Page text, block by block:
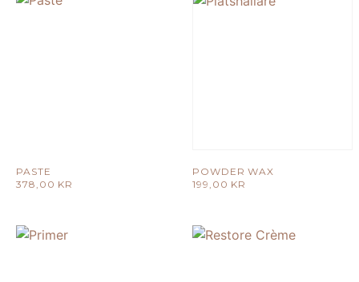
PASTE
378,00 KR
POWDER WAX
199,00 KR